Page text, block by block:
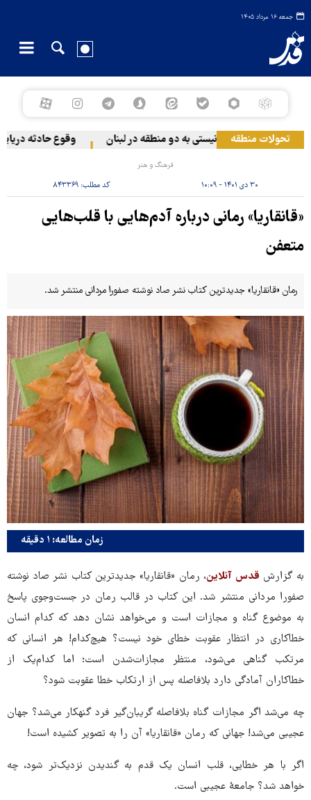
جمعه ۱۶ مرداد ۱۴۰۵
تحولات منطقه
حمله رژیم صهیونیستی به دو منطقه در لبنان وقوع حادثه
فرهنگ و هنر
۳۰ دی ۱۴۰۱ - ۱۰:۰۹ کد مطلب:۸۴۳۳۶۹
«قانقاریا» رمانی درباره آدم‌هایی با قلب‌هایی
متعفن
رمان «قانقاریا» جدیدترین کتاب نشر صاد نوشته صفورا مردانی منتشر شد.
زمان مطالعه: ۱ دقیقه
به گزارش قدس آنلاین، رمان «قانقاریا» جدیدترین کتاب نشر صاد نوشته
صفورا مردانی منتشر شد. این کتاب در قالب رمان در جست‌وجوی پاسخ
به موضوع گناه و مجازات است و می‌خواهد نشان دهد که کدام انسان
خطاکاری در انتظار عقوبت خطای خود نیست؟ هیچ‌کدام! هر انسانی که
مرتکب گناهی می‌شود، منتظر مجازات‌شدن است؛ اما کدام‌یک از
خطاکاران آمادگی دارد بلافاصله پس از ارتکاب خطا عقوبت شود؟
چه می‌شد اگر مجازات گناه بلافاصله گریبان‌گیر فرد گنهکار می‌شد؟ جهان
عجیبی می‌شد! جهانی که رمان «قانقاریا» آن را به تصویر کشیده است!
اگر با هر خطایی، قلب انسان یک قدم به گندیدن نزدیک‌تر شود، چه
خواهد شد؟ جامعۀ عجیبی است.